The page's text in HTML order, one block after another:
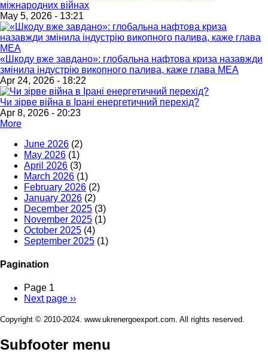
міжнародних війнах
May 5, 2026 - 13:21
«Шкоду вже завдано»: глобальна нафтова криза назавжди
змінила індустрію викопного палива, каже глава МЕА
Apr 24, 2026 - 18:22
Чи зірве війна в Ірані енергетичний перехід?
Apr 8, 2026 - 20:23
More
June 2026 (2)
May 2026 (1)
April 2026 (3)
March 2026 (1)
February 2026 (2)
January 2026 (2)
December 2025 (3)
November 2025 (1)
October 2025 (4)
September 2025 (1)
Pagination
Page 1
Next page ››
Copyright © 2010-2024. www.ukrenergoexport.com. All rights reserved.
Subfooter menu